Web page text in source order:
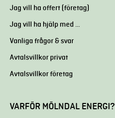
Jag vill ha offert (företag)
Jag vill ha hjälp med …
Vanliga frågor & svar
Avtalsvillkor privat
Avtalsvillkor företag
VARFÖR MÖLNDAL ENERGI?